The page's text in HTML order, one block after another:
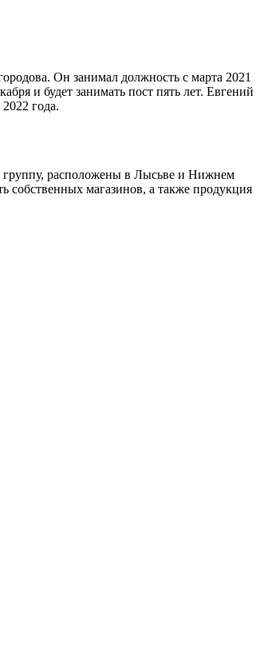
Он занимал должность с марта 2021
и будет занимать пост пять лет. Евгений
года.
группу, расположены в Лысьве и Нижнем
магазинов, а также продукция